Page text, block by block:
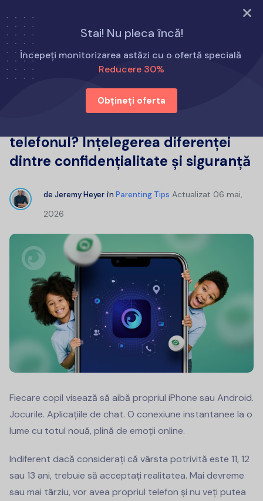
Încearcă acum
Stai! Nu pleca încă!
Începeți monitorizarea astăzi cu o ofertă specială
Reducere 30%
Obțineți oferta
Acasă
Sfaturi pentru părinți
Au părinții dreptul să vă verifice telefonul? Înțelegerea
diferenței dintre confidențialitate și siguranță
telefonul? Înțelegerea diferenței
dintre confidențialitate și siguranță
de Jeremy Heyer în Parenting Tips Actualizat 06 mai,
2026
Fiecare copil visează să aibă propriul iPhone sau Android.
Jocurile. Aplicațiile de chat. O conexiune instantanee la o
lume cu totul nouă, plină de emoții online.
Indiferent dacă considerați că vârsta potrivită este 11, 12
sau 13 ani, trebuie să acceptați realitatea. Mai devreme
sau mai târziu, vor avea propriul telefon și nu veți putea